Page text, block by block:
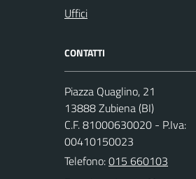
Uffici
CONTATTI
Piazza Quaglino, 21
13888 Zubiena (BI)
C.F. 81000630020 - P.Iva:
00410150023
Telefono:015 660103